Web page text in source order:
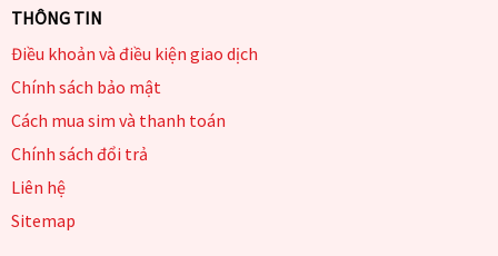
THÔNG TIN
Điều khoản và điều kiện giao dịch
Chính sách bảo mật
Cách mua sim và thanh toán
Chính sách đổi trả
Liên hệ
Sitemap